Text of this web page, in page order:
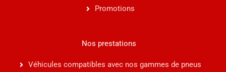
Promotions
Nos prestations
Véhicules compatibles avec nos gammes de pneus